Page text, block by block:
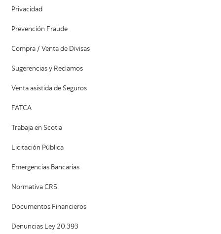
Privacidad
Prevención Fraude
Compra / Venta de Divisas
Sugerencias y Reclamos
Venta asistida de Seguros
FATCA
Trabaja en Scotia
Licitación Pública
Emergencias Bancarias
Normativa CRS
Documentos Financieros
Denuncias Ley 20.393